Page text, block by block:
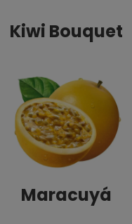
Kiwi Bouquet
Maracuyá